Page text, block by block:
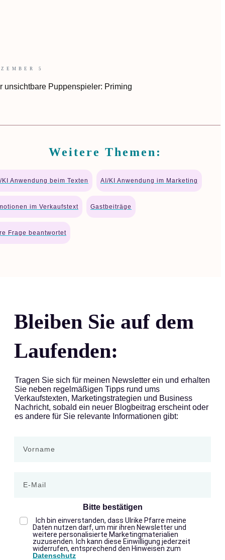
5
unsichtbare Puppenspieler: Priming
Weitere Themen:
KI Anwendung beim Texten AI/KI Anwendung im Marketing
im Verkaufstext Gastbeiträge
Frage beantwortet
Bleiben Sie auf dem
Laufenden:
Tragen Sie sich für meinen Newsletter ein und erhalten
Sie neben regelmäßigen Tipps rund ums
Verkaufstexten, Marketingstrategien und Business
Nachricht, sobald ein neuer Blogbeitrag erscheint oder
es andere für Sie relevante Informationen gibt:
Bitte bestätigen
Ich bin einverstanden, dass Ulrike Pfarre meine
Daten nutzen darf, um mir ihren Newsletter und
weitere personalisierte Marketingmaterialien
zuzusenden. Ich kann diese Einwilligung jederzeit
widerrufen, entsprechend den Hinweisen zum
Datenschutz